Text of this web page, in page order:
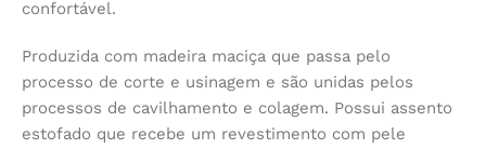
confortável.
Produzida com madeira maciça que passa pelo
processo de corte e usinagem e são unidas pelos
processos de cavilhamento e colagem. Possui assento
estofado que recebe um revestimento com pele